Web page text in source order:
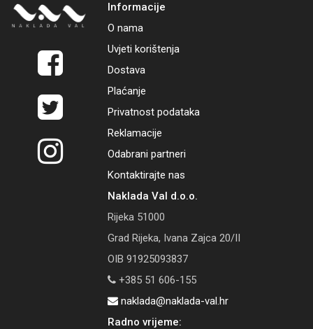
Informacije
O nama
Uvjeti korištenja
Dostava
Plaćanje
Privatnost podataka
Reklamacije
Odabrani partneri
Kontaktirajte nas
Naklada Val d.o.o.
Rijeka 51000
Grad Rijeka, Ivana Zajca 20/II
OIB 91925093837
+385 51 606-155
naklada@naklada-val.hr
Radno vrijeme: